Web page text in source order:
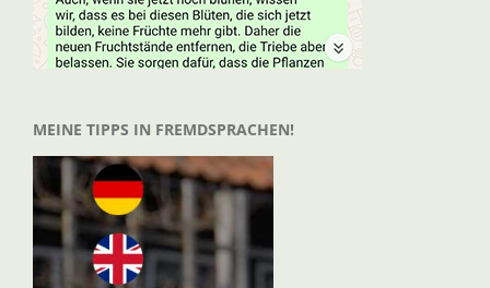
MEINE TIPPS IN FREMDSPRACHEN!